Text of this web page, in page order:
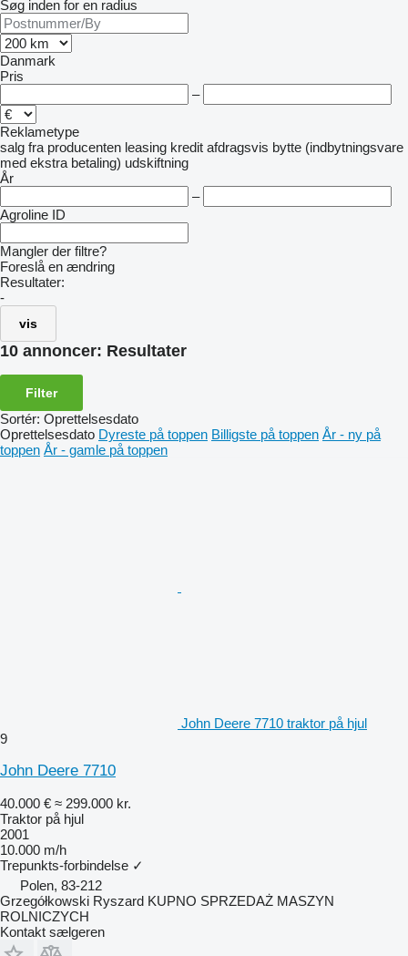
Søg inden for en radius
Danmark
Pris
–
Reklametype
salg fra producenten leasing kredit afdragsvis bytte (indbytningsvare
med ekstra betaling) udskiftning
År
–
Agroline ID
Mangler der filtre?
Foreslå en ændring
Resultater:
-
vis
10 annoncer: Resultater
Filter
Sortér: Oprettelsesdato
Oprettelsesdato Dyreste på toppen Billigste på toppen År - ny på
toppen År - gamle på toppen
John Deere 7710 traktor på hjul
9
John Deere 7710
40.000 € ≈ 299.000 kr.
Traktor på hjul
2001
10.000 m/h
Trepunkts-forbindelse ✓
Polen, 83-212
Grzegółkowski Ryszard KUPNO SPRZEDAŻ MASZYN
ROLNICZYCH
Kontakt sælgeren